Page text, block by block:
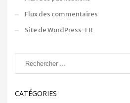
Flux des commentaires
Site de WordPress-FR
CATÉGORIES